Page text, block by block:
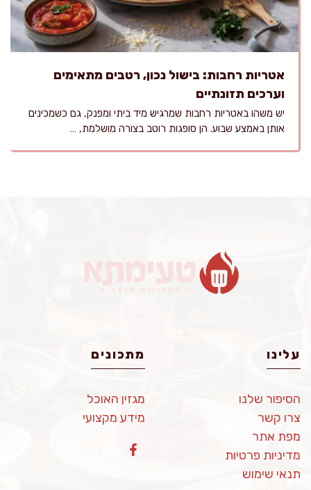
אטריות רחבות: בישול נכון, רטבים מתאימים
וערכים תזונתיים
יש משהו באטריות רחבות שמרגיש מיד ביתי ומפנק, גם כשמכינים
אותן באמצע שבוע. הן סופגות רוטב בצורה מושלמת, …
עלינו
הסיפור שלנו
צרו קשר
מפת אתר
מדיניות פרטיות
תנאי שימוש
מתכונים
מגזין האוכל
מידע מקצועי